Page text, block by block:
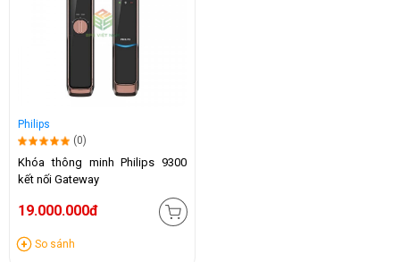
Philips
(0)
Khóa thông minh Philips 9300
kết nối Gateway
19.000.000đ
So sánh